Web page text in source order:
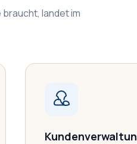
landet im